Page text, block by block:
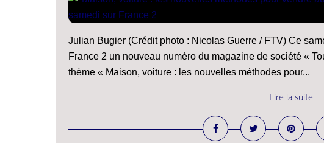
Julian Bugier (Crédit photo : Nicolas Guerre / FTV) Ce
France 2 un nouveau numéro du magazine de société «
thème « Maison, voiture : les nouvelles méthodes pour...
Lire la suite